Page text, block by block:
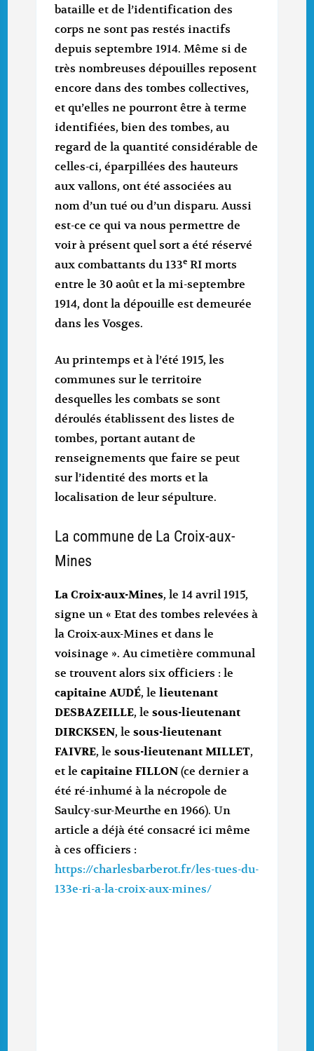
bataille et de l’identification des
corps ne sont pas restés inactifs
depuis septembre 1914. Même si de
très nombreuses dépouilles reposent
encore dans des tombes collectives,
et qu’elles ne pourront être à terme
identifiées, bien des tombes, au
regard de la quantité considérable de
celles-ci, éparpillées des hauteurs
aux vallons, ont été associées au
nom d’un tué ou d’un disparu. Aussi
est-ce ce qui va nous permettre de
voir à présent quel sort a été réservé
aux combattants du 133e RI morts
entre le 30 août et la mi-septembre
1914, dont la dépouille est demeurée
dans les Vosges.
Au printemps et à l’été 1915, les
communes sur le territoire
desquelles les combats se sont
déroulés établissent des listes de
tombes, portant autant de
renseignements que faire se peut
sur l’identité des morts et la
localisation de leur sépulture.
La commune de La Croix-aux-
Mines
La Croix-aux-Mines, le 14 avril 1915,
signe un « Etat des tombes relevées à
la Croix-aux-Mines et dans le
voisinage ». Au cimetière communal
se trouvent alors six officiers : le
capitaine AUDÉ, lelieutenant
DESBAZEILLE, lesous-lieutenant
DIRCKSEN, lesous-lieutenant
FAIVRE, lesous-lieutenant MILLET,
et lecapitaine FILLON (ce dernier a
été ré-inhumé à la nécropole de
Saulcy-sur-Meurthe en 1966). Un
article a déjà été consacré ici même
à ces officiers :
https://charlesbarberot.fr/les-tues-du-
133e-ri-a-la-croix-aux-mines/